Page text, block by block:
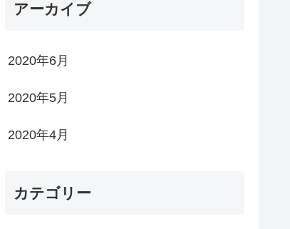
アーカイブ
2020年6月
2020年5月
2020年4月
カテゴリー